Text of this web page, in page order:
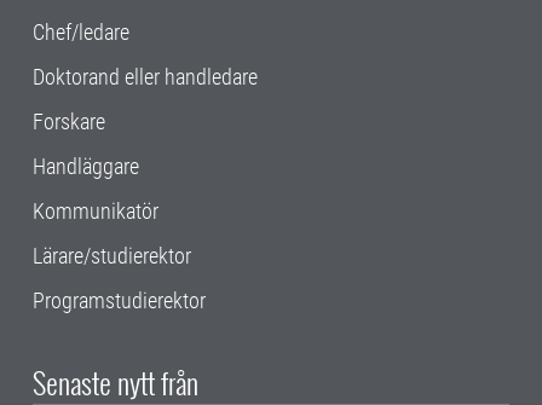
Chef/ledare
Doktorand eller handledare
Forskare
Handläggare
Kommunikatör
Lärare/studierektor
Programstudierektor
Senaste nytt från